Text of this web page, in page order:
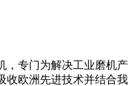
，专门为解决工业磨机产
收欧洲先进技术并结合我